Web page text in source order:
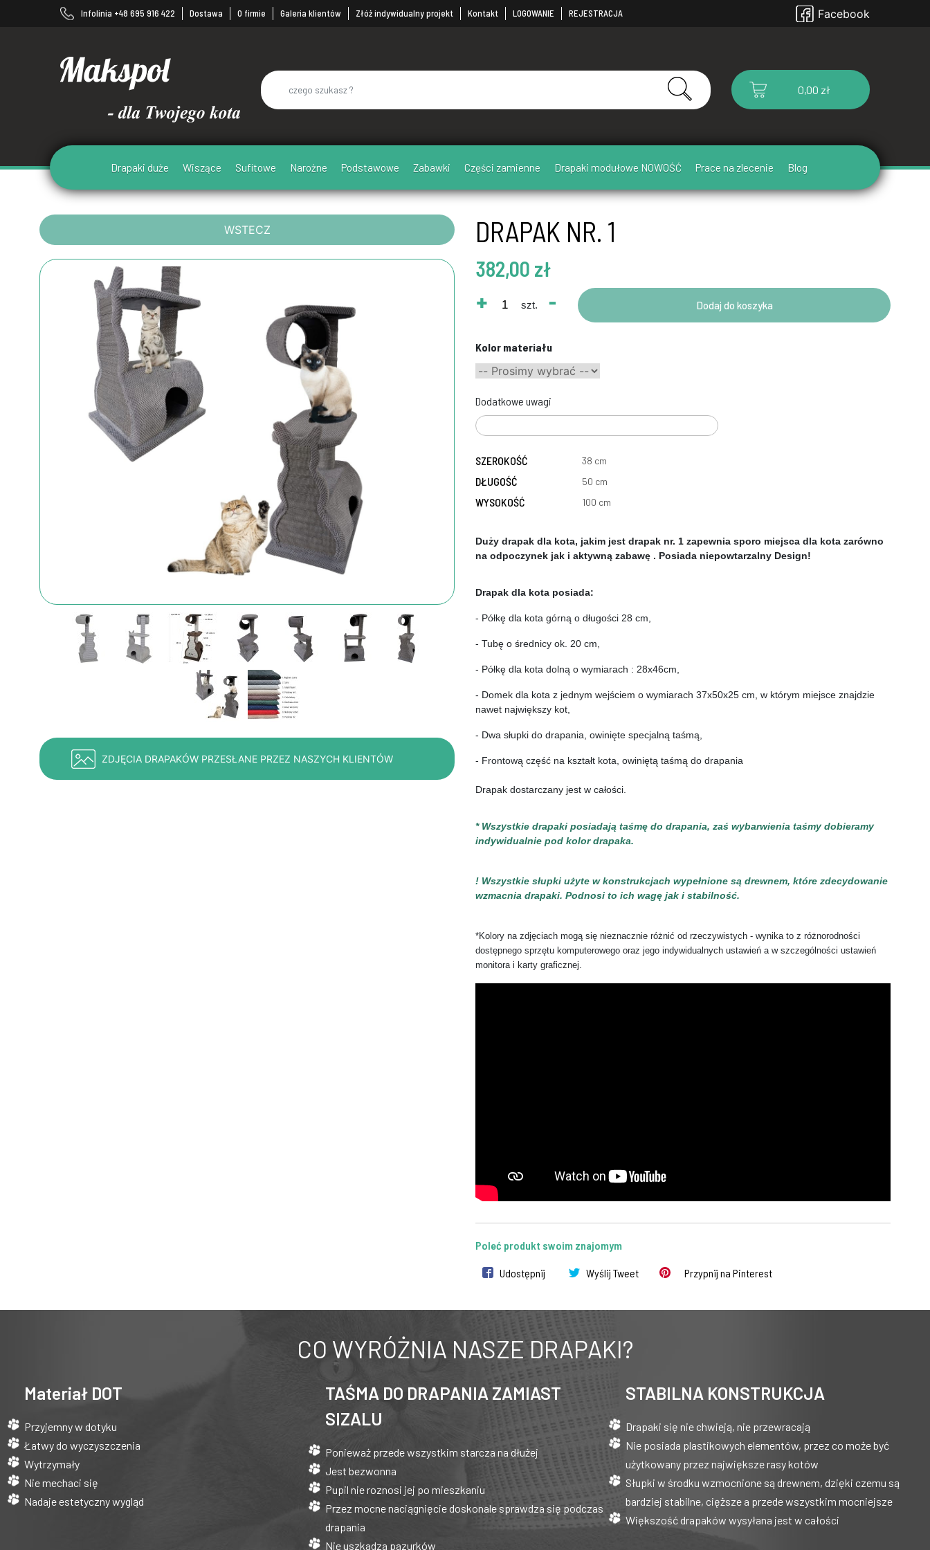
Infolinia +48 695 916 422 Dostawa O firmie Galeria klientów Złóż indywidualny projekt Kontakt LOGOWANIE REJESTRACJA Facebook
0,00 zł
Drapaki duże Wiszące Sufitowe Narożne Podstawowe Zabawki Części zamienne Drapaki modułowe NOWOŚĆ Prace na zlecenie Blog
WSTECZ
ZDJĘCIA DRAPAKÓW PRZESŁANE PRZEZ NASZYCH KLIENTÓW
DRAPAK NR. 1
382,00 zł
+ szt. - Dodaj do koszyka
Kolor materiału
Dodatkowe uwagi
SZEROKOŚĆ 38 cm
DŁUGOŚĆ 50 cm
WYSOKOŚĆ 100 cm
Duży drapak dla kota, jakim jest drapak nr. 1 zapewnia sporo miejsca dla kota zarówno
na odpoczynek jak i aktywną zabawę . Posiada niepowtarzalny Design!
Drapak dla kota posiada:
- Półkę dla kota górną o długości 28 cm,
- Tubę o średnicy ok. 20 cm,
- Półkę dla kota dolną o wymiarach : 28x46cm,
- Domek dla kota z jednym wejściem o wymiarach 37x50x25 cm, w którym miejsce znajdzie
nawet największy kot,
- Dwa słupki do drapania, owinięte specjalną taśmą,
- Frontową część na kształt kota, owiniętą taśmą do drapania
Drapak dostarczany jest w całości.
* Wszystkie drapaki posiadają taśmę do drapania, zaś wybarwienia taśmy dobieramy
indywidualnie pod kolor drapaka.
! Wszystkie słupki użyte w konstrukcjach wypełnione są drewnem, które zdecydowanie
wzmacnia drapaki. Podnosi to ich wagę jak i stabilność.
*Kolory na zdjęciach mogą się nieznacznie różnić od rzeczywistych - wynika to z różnorodności
dostępnego sprzętu komputerowego oraz jego indywidualnych ustawień a w szczególności ustawień
monitora i karty graficznej.
Poleć produkt swoim znajomym
Udostępnij Wyślij Tweet Przypnij na Pinterest
CO WYRÓŻNIA NASZE DRAPAKI?
Materiał DOT
Przyjemny w dotyku
Łatwy do wyczyszczenia
Wytrzymały
Nie mechaci się
Nadaje estetyczny wygląd
TAŚMA DO DRAPANIA ZAMIAST
SIZALU
Ponieważ przede wszystkim starcza na dłużej
Jest bezwonna
Pupil nie roznosi jej po mieszkaniu
Przez mocne naciągnięcie doskonale sprawdza się podczas
drapania
Nie uszkadza pazurków
STABILNA KONSTRUKCJA
Drapaki się nie chwieją, nie przewracają
Nie posiada plastikowych elementów, przez co może być
użytkowany przez największe rasy kotów
Słupki w środku wzmocnione są drewnem, dzięki czemu są
bardziej stabilne, cięższe a przede wszystkim mocniejsze
Większość drapaków wysyłana jest w całości